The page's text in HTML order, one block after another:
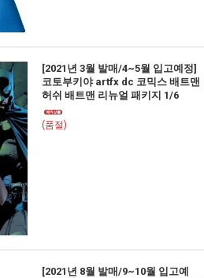
[2021년 3월 발매/4~5월 입고예정]
코토부키야 artfx dc 코믹스 배트맨
허쉬 배트맨 리뉴얼 패키지 1/6
(품절)
[2021년 8월 발매/9~10월 입고예